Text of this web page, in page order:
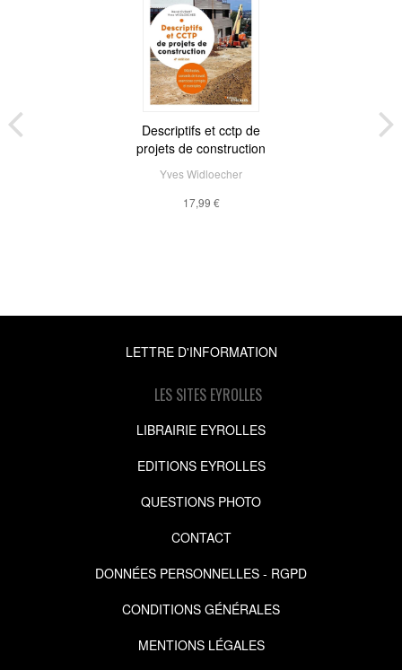
Descriptifs et cctp de
projets de construction
Yves Widloecher
17,99 €
LETTRE D'INFORMATION
LES SITES EYROLLES
LIBRAIRIE EYROLLES
EDITIONS EYROLLES
QUESTIONS PHOTO
CONTACT
DONNÉES PERSONNELLES - RGPD
CONDITIONS GÉNÉRALES
MENTIONS LÉGALES